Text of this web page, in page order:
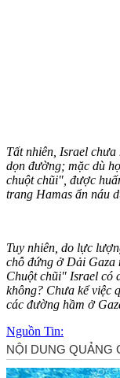
Tất nhiên, Israel
dọn đường; mặc dù
chuột chũi", được
trang Hamas ẩn náu
Tuy nhiên, do lực
chỗ đứng ở Dải
Chuột chũi" Israel có
không? Chưa kể việc
các đường hầm ở
Nguồn Tin: